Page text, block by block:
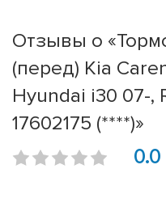
Отзывы о
(перед) Kia
Hyundai i30 07-,
17602175 (****)»
0.0